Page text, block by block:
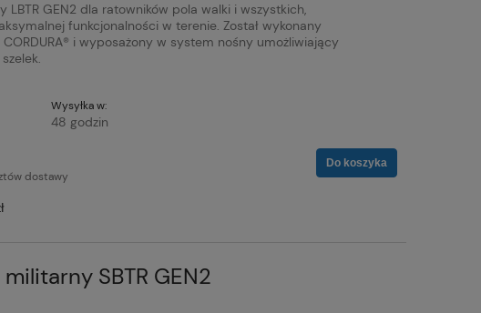
LBTR GEN2 dla ratowników pola walki i wszystkich,
funkcjonalności w terenie. Został wykonany
i wyposażony w system nośny umożliwiający
Wysyłka w:
48 godzin
dostawy
Do koszyka
SBTR GEN2